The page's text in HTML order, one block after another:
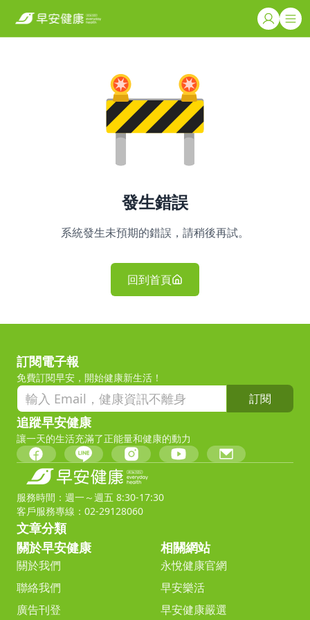
發生錯誤
系統發生未預期的錯誤，請稍後再試。
回到首頁
訂閱電子報
免費訂閱早安，開始健康新生活！
訂閱
追蹤早安健康
讓一天的生活充滿了正能量和健康的動力
服務時間：週一～週五 8:30-17:30
客戶服務專線：02-29128060
文章分類
關於早安健康
關於我們
聯絡我們
廣告刊登
相關網站
永悅健康官網
早安樂活
早安健康嚴選